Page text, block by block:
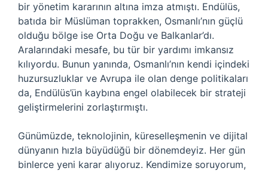
bir yönetim kararının altına imza atmıştı. Endülüs,
batıda bir Müslüman toprakken, Osmanlı’nın güçlü
olduğu bölge ise Orta Doğu ve Balkanlar’dı.
Aralarındaki mesafe, bu tür bir yardımı imkansız
kılıyordu. Bunun yanında, Osmanlı’nın kendi içindeki
huzursuzluklar ve Avrupa ile olan denge politikaları
da, Endülüs’ün kaybına engel olabilecek bir strateji
geliştirmelerini zorlaştırmıştı.
Günümüzde, teknolojinin, küreselleşmenin ve dijital
dünyanın hızla büyüdüğü bir dönemdeyiz. Her gün
binlerce yeni karar alıyoruz. Kendimize soruyorum,